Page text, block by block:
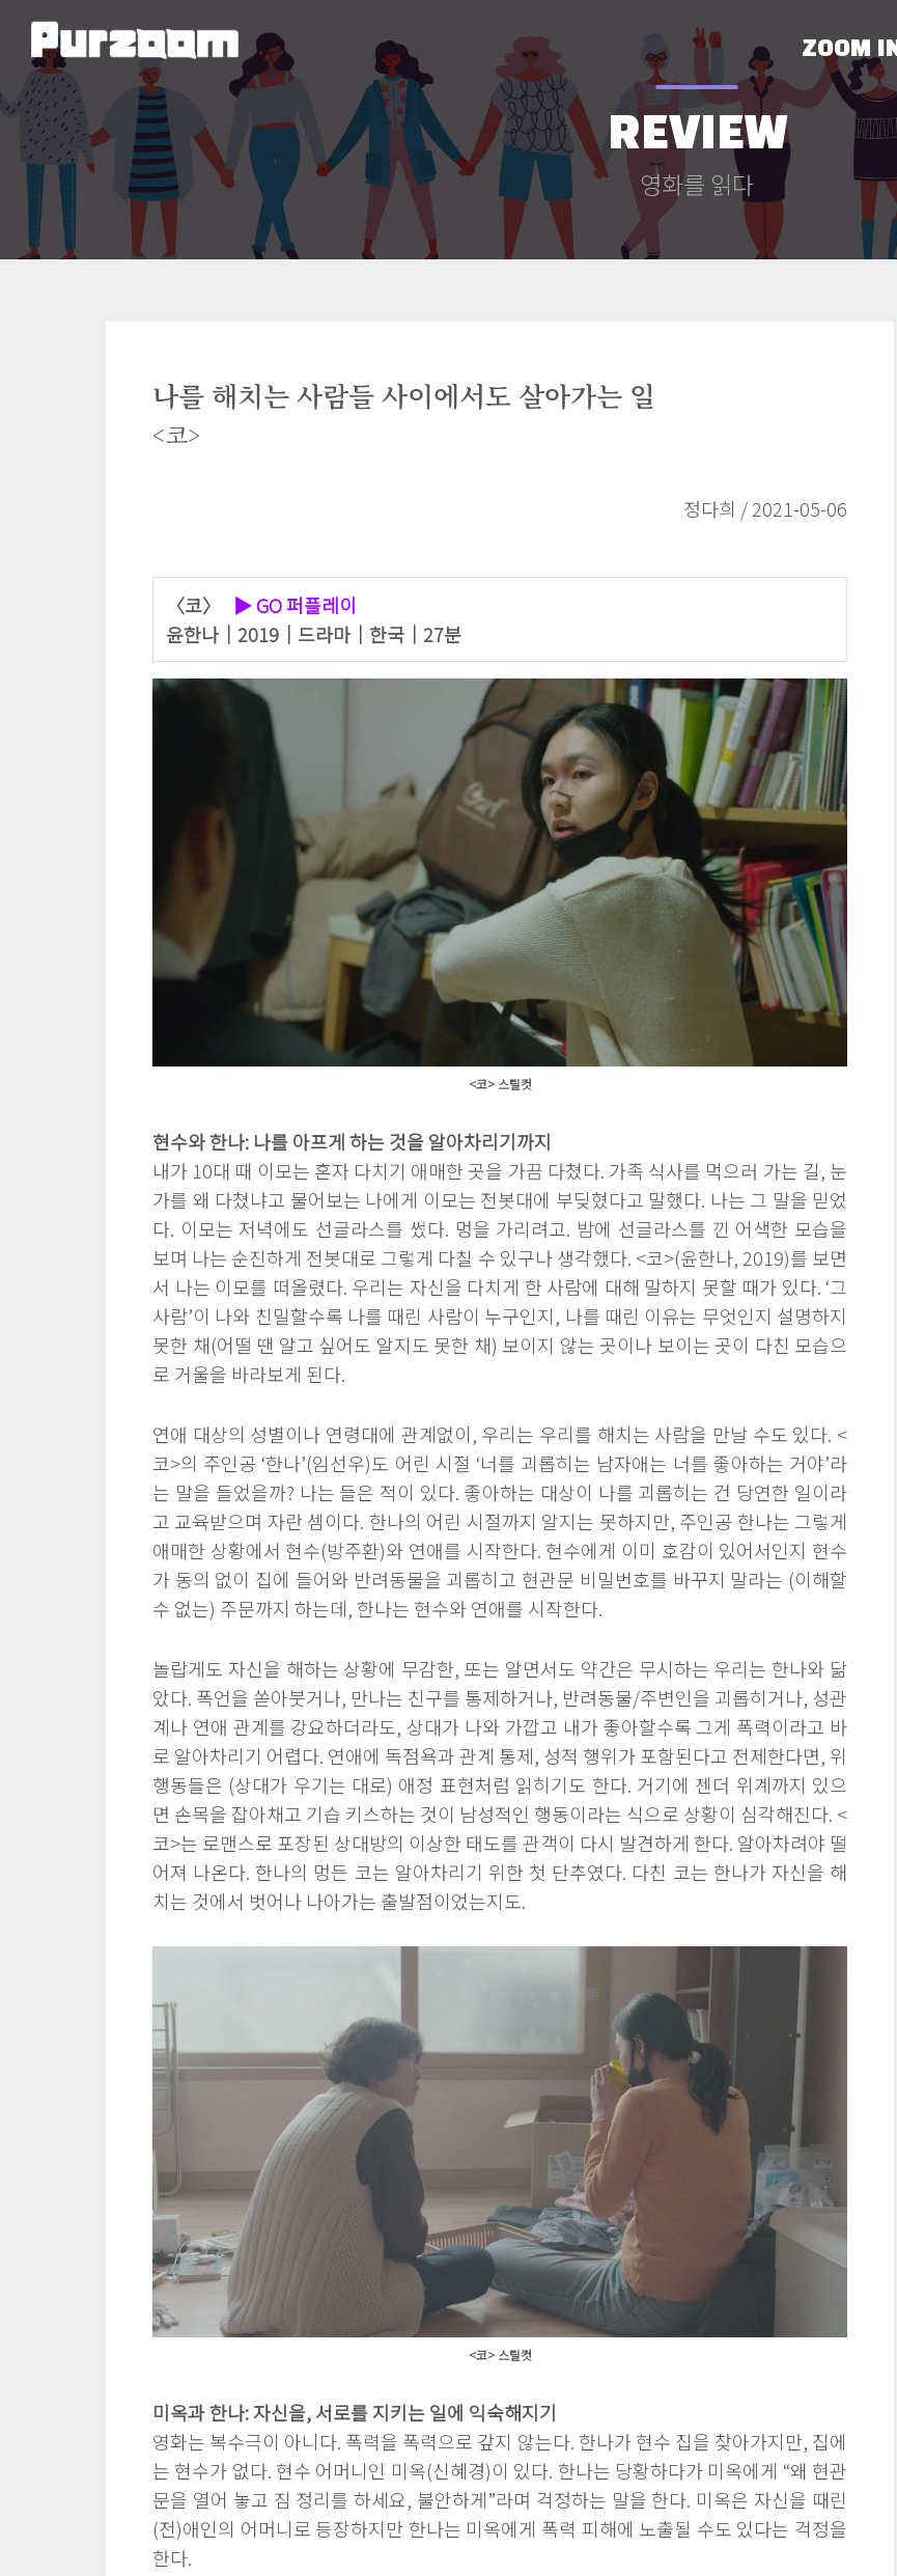
REVIEW
영화를 읽다
나를 해치는 사람들 사이에서도 살아가는 일
<코>
정다희 / 2021-05-06
〈코〉 ▶ GO퍼플레이
윤한나｜2019｜드라마｜한국｜27분
<코> 스틸컷
현수와 한나: 나를 아프게 하는 것을 알아차리기까지
내가 10대 때 이모는 혼자 다치기 애매한 곳을 가끔 다쳤다. 가족 식사를 먹으러 가는 길, 눈
가를 왜 다쳤냐고 물어보는 나에게 이모는 전봇대에 부딪혔다고 말했다. 나는 그 말을 믿었
다. 이모는 저녁에도 선글라스를 썼다. 멍을 가리려고. 밤에 선글라스를 낀 어색한 모습을
보며 나는 순진하게 전봇대로 그렇게 다칠 수 있구나 생각했다. <코>(윤한나, 2019)를 보면
서 나는 이모를 떠올렸다. 우리는 자신을 다치게 한 사람에 대해 말하지 못할 때가 있다. ‘그
사람’이 나와 친밀할수록 나를 때린 사람이 누구인지, 나를 때린 이유는 무엇인지 설명하지
못한 채(어떨 땐 알고 싶어도 알지도 못한 채) 보이지 않는 곳이나 보이는 곳이 다친 모습으
로 거울을 바라보게 된다.
연애 대상의 성별이나 연령대에 관계없이, 우리는 우리를 해치는 사람을 만날 수도 있다. <
코>의 주인공 ‘한나’(임선우)도 어린 시절 ‘너를 괴롭히는 남자애는 너를 좋아하는 거야’라
는 말을 들었을까? 나는 들은 적이 있다. 좋아하는 대상이 나를 괴롭히는 건 당연한 일이라
고 교육받으며 자란 셈이다. 한나의 어린 시절까지 알지는 못하지만, 주인공 한나는 그렇게
애매한 상황에서 현수(방주환)와 연애를 시작한다. 현수에게 이미 호감이 있어서인지 현수
가 동의 없이 집에 들어와 반려동물을 괴롭히고 현관문 비밀번호를 바꾸지 말라는 (이해할
수 없는) 주문까지 하는데, 한나는 현수와 연애를 시작한다.
놀랍게도 자신을 해하는 상황에 무감한, 또는 알면서도 약간은 무시하는 우리는 한나와 닮
았다. 폭언을 쏟아붓거나, 만나는 친구를 통제하거나, 반려동물/주변인을 괴롭히거나, 성관
계나 연애 관계를 강요하더라도, 상대가 나와 가깝고 내가 좋아할수록 그게 폭력이라고 바
로 알아차리기 어렵다. 연애에 독점욕과 관계 통제, 성적 행위가 포함된다고 전제한다면, 위
행동들은 (상대가 우기는 대로) 애정 표현처럼 읽히기도 한다. 거기에 젠더 위계까지 있으
면 손목을 잡아채고 기습 키스하는 것이 남성적인 행동이라는 식으로 상황이 심각해진다. <
코>는 로맨스로 포장된 상대방의 이상한 태도를 관객이 다시 발견하게 한다. 알아차려야 떨
어져 나온다. 한나의 멍든 코는 알아차리기 위한 첫 단추였다. 다친 코는 한나가 자신을 해
치는 것에서 벗어나 나아가는 출발점이었는지도.
<코> 스틸컷
미옥과 한나: 자신을, 서로를 지키는 일에 익숙해지기
영화는 복수극이 아니다. 폭력을 폭력으로 갚지 않는다. 한나가 현수 집을 찾아가지만, 집에
는 현수가 없다. 현수 어머니인 미옥(신혜경)이 있다. 한나는 당황하다가 미옥에게 “왜 현관
문을 열어 놓고 짐 정리를 하세요, 불안하게”라며 걱정하는 말을 한다. 미옥은 자신을 때린
(전)애인의 어머니로 등장하지만 한나는 미옥에게 폭력 피해에 노출될 수도 있다는 걱정을
한다.
ZOOM IN